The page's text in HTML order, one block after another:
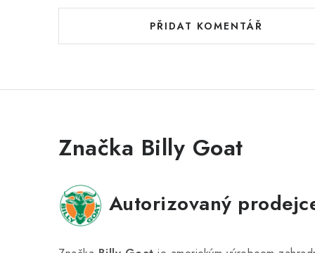
PŘIDAT KOMENTÁŘ
Značka Billy Goat
Autorizovaný